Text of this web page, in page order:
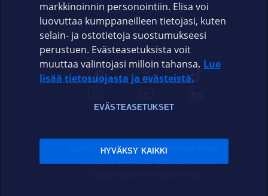
ASIAKASPALVELU
ELISA.FI
Sopimusehdot Tietosuoja Evästeasetukset
Sääntelyviranomaiset Saavutettavuus
markkinoinnin personointiin. Elisa voi
luovuttaa kumppaneilleen tietojasi, kuten
selain- ja ostotietoja suostumukseesi
perustuen. Evästeasetuksista voit
muuttaa valintojasi milloin tahansa. Lue
lisää tietosuojasta ja evästeistä.
EVÄSTEASETUKSET
HYVÄKSY KAIKKI